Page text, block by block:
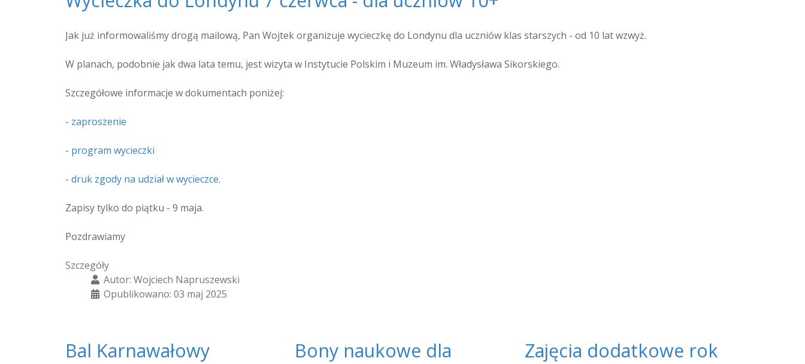
Jak już informowaliśmy drogą mailową, Pan Wojtek organizuje wycieczkę do Londynu dla uczniów klas starszych - od 10 lat wzwyż.
W planach, podobnie jak dwa lata temu, jest wizyta w Instytucie Polskim i Muzeum im. Władysława Sikorskiego.
Szczegółowe informacje w dokumentach poniżej:
- zaproszenie
- program wycieczki
- druk zgody na udział w wycieczce.
Zapisy tylko do piątku - 9 maja.
Pozdrawiamy
Szczegóły
Autor: Wojciech Napruszewski
Opublikowano: 03 maj 2025
Bal Karnawałowy
Bony naukowe dla
Zajęcia dodatkowe rok